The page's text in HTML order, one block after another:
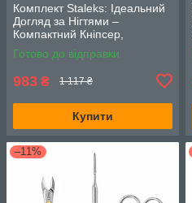
Комплект Staleks: Ідеальний
Догляд за Нігтями –
Компактний Кніпсер,
Професійна Лазерна Пилка
та Ножиці для Нігтів SMART
Готово до відправки
983 ₴ 1 117 ₴
Купити
–11%